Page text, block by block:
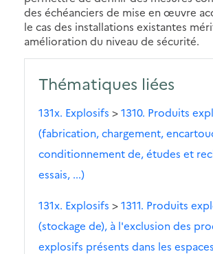
des échéanciers de mise en œuvre
le cas des installations existantes
amélioration du niveau de sécurité.
Thématiques liées
131x. Explosifs >1310. Produits
(fabrication, chargement,
conditionnement de, études et
essais, ...)
131x. Explosifs >1311. Produits
(stockage de), à l'exclusion des
explosifs présents dans les